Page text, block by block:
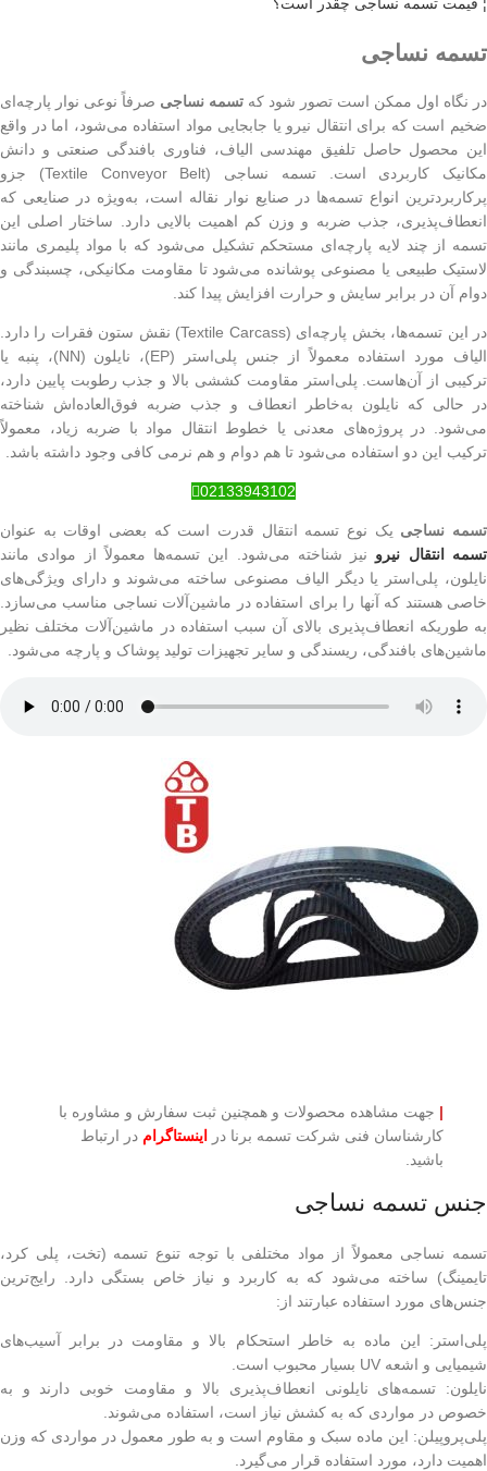
¦ قیمت تسمه نساجی چقدر است؟
تسمه نساجی
در نگاه اول ممکن است تصور شود که تسمه نساجی صرفاً نوعی نوار پارچه‌ای
ضخیم است که برای انتقال نیرو یا جابجایی مواد استفاده می‌شود، اما در واقع
این محصول حاصل تلفیق مهندسی الیاف، فناوری بافندگی صنعتی و دانش
مکانیک کاربردی است. تسمه نساجی (Textile Conveyor Belt) جزو
پرکاربردترین انواع تسمه‌ها در صنایع نوار نقاله است، به‌ویژه در صنایعی که
انعطاف‌پذیری، جذب ضربه و وزن کم اهمیت بالایی دارد. ساختار اصلی این
تسمه از چند لایه پارچه‌ای مستحکم تشکیل می‌شود که با مواد پلیمری مانند
لاستیک طبیعی یا مصنوعی پوشانده می‌شود تا مقاومت مکانیکی، چسبندگی و
دوام آن در برابر سایش و حرارت افزایش پیدا کند.
در این تسمه‌ها، بخش پارچه‌ای (Textile Carcass) نقش ستون فقرات را دارد.
الیاف مورد استفاده معمولاً از جنس پلی‌استر (EP)، نایلون (NN)، پنبه یا
ترکیبی از آن‌هاست. پلی‌استر مقاومت کششی بالا و جذب رطوبت پایین دارد،
در حالی که نایلون به‌خاطر انعطاف و جذب ضربه فوق‌العاده‌اش شناخته
می‌شود. در پروژه‌های معدنی یا خطوط انتقال مواد با ضربه زیاد، معمولاً
ترکیب این دو استفاده می‌شود تا هم دوام و هم نرمی کافی وجود داشته باشد.
02133943102
تسمه نساجی یک نوع تسمه انتقال قدرت است که بعضی اوقات به عنوان
تسمه انتقال نیرو نیز شناخته می‌شود. این تسمه‌ها معمولاً از موادی مانند
نایلون، پلی‌استر یا دیگر الیاف مصنوعی ساخته می‌شوند و دارای ویژگی‌های
خاصی هستند که آنها را برای استفاده در ماشین‌آلات نساجی مناسب می‌سازد.
به طوریکه انعطاف‌پذیری بالای آن سبب استفاده در ماشین‌آلات مختلف نظیر
ماشین‌های بافندگی، ریسندگی و سایر تجهیزات تولید پوشاک و پارچه می‌شود.
| جهت مشاهده محصولات و همچنین ثبت سفارش و مشاوره با
کارشناسان فنی شرکت تسمه برنا در
اینستاگرام در ارتباط
باشید.
جنس تسمه نساجی
تسمه نساجی معمولاً از مواد مختلفی با توجه تنوع تسمه (تخت، پلی کرد،
تایمینگ) ساخته می‌شود که به کاربرد و نیاز خاص بستگی دارد. رایج‌ترین
جنس‌های مورد استفاده عبارتند از:
پلی‌استر: این ماده به خاطر استحکام بالا و مقاومت در برابر آسیب‌های
شیمیایی و اشعه UV بسیار محبوب است.
نایلون: تسمه‌های نایلونی انعطاف‌پذیری بالا و مقاومت خوبی دارند و به
خصوص در مواردی که به کشش نیاز است، استفاده می‌شوند.
پلی‌پروپیلن: این ماده سبک و مقاوم است و به طور معمول در مواردی که وزن
اهمیت دارد، مورد استفاده قرار می‌گیرد.